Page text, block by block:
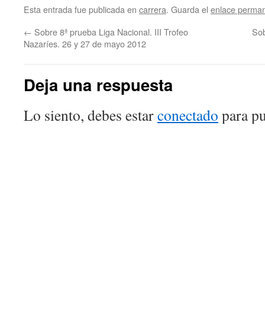
Esta entrada fue publicada en carrera. Guarda el enlace
← Sobre 8ª prueba Liga Nacional. III Trofeo
Nazaríes. 26 y 27 de mayo 2012
Deja una respuesta
Lo siento, debes estarconectado para